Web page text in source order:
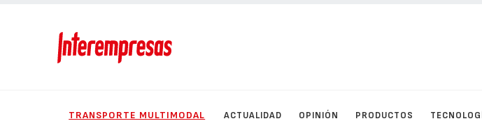
TRANSPORTE MULTIMODAL ACTUALIDAD OPINIÓN PRODUCTOS